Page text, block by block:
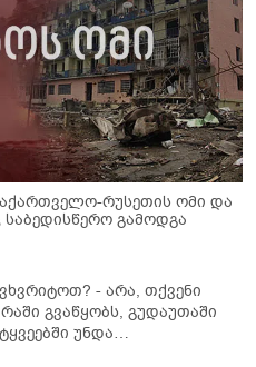
რუსეთის ომი და
გამოდგა
- არა, თქვენი
გვაწყობს, გუდაუთაში
უნდა